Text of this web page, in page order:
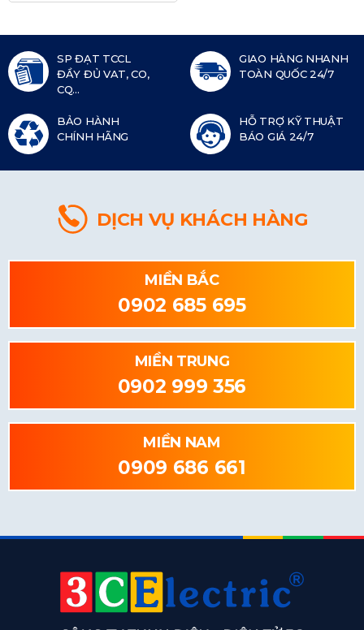
SP ĐẠT TCCL
ĐẦY ĐỦ VAT, CO,
CQ...
GIAO HÀNG NHANH
TOÀN QUỐC 24/7
BẢO HÀNH
CHÍNH HÃNG
HỖ TRỢ KỸ THUẬT
BÁO GIÁ 24/7
DỊCH VỤ KHÁCH HÀNG
MIỀN BẮC
0902 685 695
MIỀN TRUNG
0902 999 356
MIỀN NAM
0909 686 661